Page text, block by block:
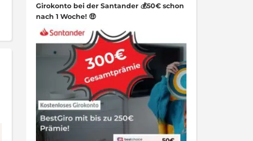
Girokonto bei der Santander 💰50€ schon
nach 1 Woche! 🤑